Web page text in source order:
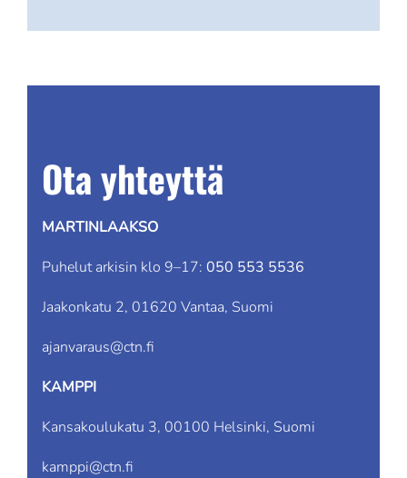
Ota yhteyttä
MARTINLAAKSO
Puhelut arkisin klo 9–17: 050 553 5536
Jaakonkatu 2, 01620 Vantaa, Suomi
ajanvaraus@ctn.fi
KAMPPI
Kansakoulukatu 3, 00100 Helsinki, Suomi
kamppi@ctn.fi